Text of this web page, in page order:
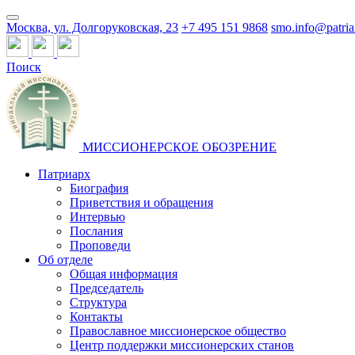
Москва, ул. Долгоруковская, 23 +7 495 151 9868
Поиск
МИССИОНЕРСКОЕ ОБОЗРЕНИЕ
Патриарх
Биография
Приветствия и обращения
Интервью
Послания
Проповеди
Об отделе
Общая информация
Председатель
Структура
Контакты
Православное миссионерское общество
Центр поддержки миссионерских станов